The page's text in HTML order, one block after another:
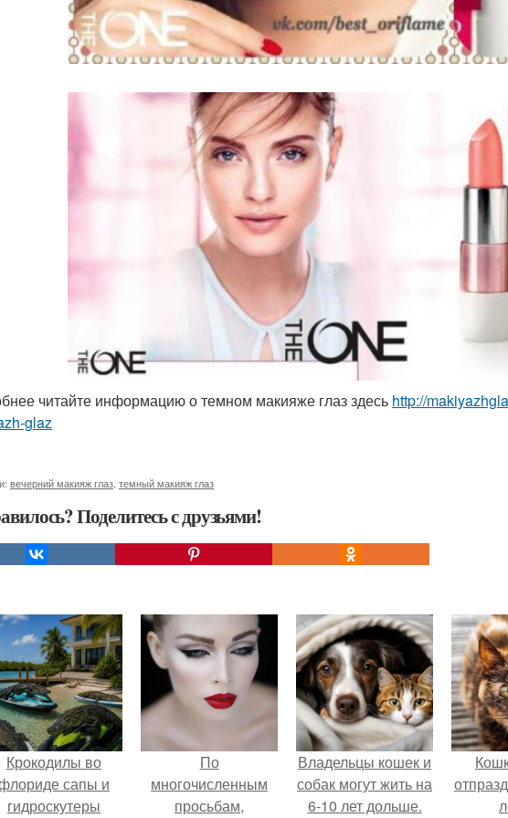
читайте информацию о темном макияже глаз здесь http://
glaz
вечерний макияж глаз темный макияж глаз
Поделитесь с друзьями!
Крокодилы во
сапы и
гидроскутеры
По
многочисленным
просьбам,
Владельцы кошек и
собак могут жить на
6-10 лет дольше.